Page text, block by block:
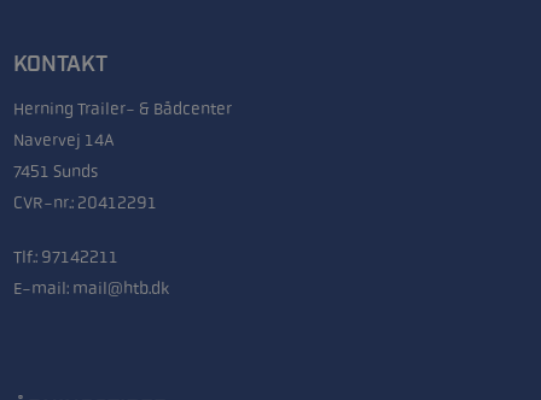
KONTAKT
Herning Trailer- & Bådcenter
Navervej 14A
7451 Sunds
CVR-nr.: 20412291
Tlf.: 97142211
E-mail: mail@htb.dk